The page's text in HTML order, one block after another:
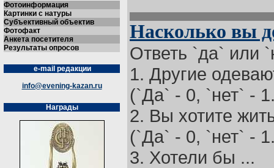
Фотоинформация
Картинки с натуры
Субъективный объектив
Фотофакт
Анкета посетителя
Результаты опросов
e-mail редакции
info@evening-kazan.ru
Награды
Насколько вы
Ответь `да` или
1. Другие
(`Да` - 0, `нет` -
2. Вы хотите
(`Да` - 0, `нет` -
3. Хотели бы ...